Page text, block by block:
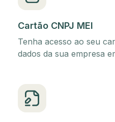
Cartão CNPJ MEI
Tenha acesso ao seu
dados da sua empresa